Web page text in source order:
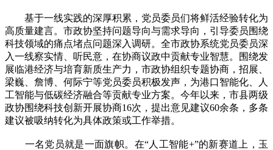
基于一线实践的深厚积累，党员委员们将鲜活经验转化为
高质量建言。市政协坚持问题导向与需求导向，引导委员围绕
科技领域的痛点堵点问题深入调研。全市政协系统党员委员深
入一线察实情、听民意，在协商议政中贡献专业智慧。围绕发
展临港经济与培育新质生产力，市政协组织专题协商，招展、
梁巍、詹博、何际宁等党员委员积极发声，为港口智能化、人
工智能与低碳经济融合等贡献专业方案。今年以来，市县两级
政协围绕科技创新开展协商16次，提出意见建议60余条，多条
建议被吸纳转化为具体政策或工作举措。
一名党员就是一面旗帜。在“人工智能+”的新赛道上，玉